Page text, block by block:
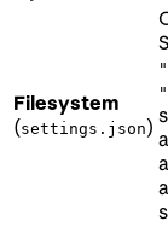
Filesystem
(settings.json)